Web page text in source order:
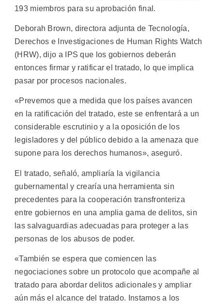
193 miembros para su aprobación final.
Deborah Brown, directora adjunta de Tecnología,
Derechos e Investigaciones de Human Rights Watch
(HRW), dijo a IPS que los gobiernos deberán
entonces firmar y ratificar el tratado, lo que implica
pasar por procesos nacionales.
«Prevemos que a medida que los países avancen
en la ratificación del tratado, este se enfrentará a un
considerable escrutinio y a la oposición de los
legisladores y del público debido a la amenaza que
supone para los derechos humanos», aseguró.
El tratado, señaló, ampliaría la vigilancia
gubernamental y crearía una herramienta sin
precedentes para la cooperación transfronteriza
entre gobiernos en una amplia gama de delitos, sin
las salvaguardias adecuadas para proteger a las
personas de los abusos de poder.
«También se espera que comiencen las
negociaciones sobre un protocolo que acompañe al
tratado para abordar delitos adicionales y ampliar
aún más el alcance del tratado. Instamos a los